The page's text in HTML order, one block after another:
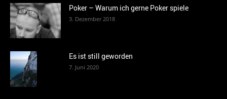
Poker – Warum ich gerne Poker spiele
3. Dezember 2018
Es ist still geworden
7. Juni 2020